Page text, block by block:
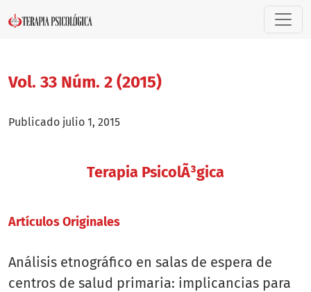
Vol. 33 Núm. 2 (2015)
Publicado julio 1, 2015
Terapia PsicolÃ³gica
Artí­culos Originales
Análisis etnográfico en salas de espera de
centros de salud primaria: implicancias para